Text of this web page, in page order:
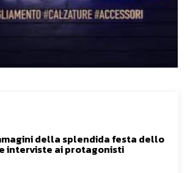
della splendida festa dello
interviste ai protagonisti